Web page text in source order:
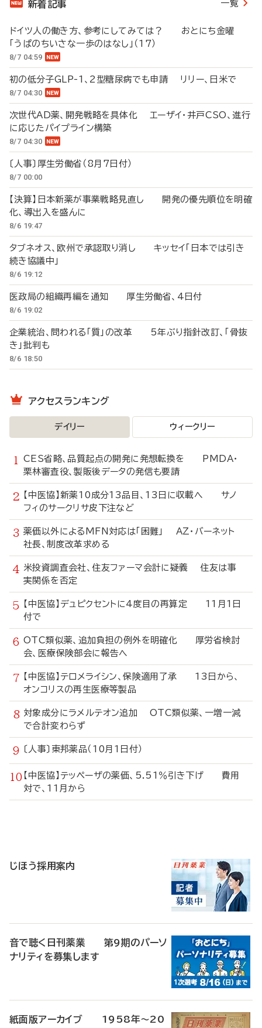
新着記事 一覧
ドイツ人の働き方、参考にしてみては？ おとにち金曜
「うぱのちいさな一歩のはなし」（17）
8/7 04:59
初の低分子GLP-1、2型糖尿病でも申請 リリー、日米で
8/7 04:30
次世代AD薬、開発戦略を具体化 エーザイ・井戸CSO、進行
に応じたパイプライン構築
8/7 04:30
〔人事〕厚生労働省（8月7日付）
8/7 00:00
【決算】日本新薬が事業戦略見直し 開発の優先順位を明確
化、導出入を盛んに
8/6 19:47
タブネオス、欧州で承認取り消し キッセイ「日本では引き
続き協議中」
8/6 19:12
医政局の組織再編を通知 厚生労働省、4日付
8/6 19:02
企業統治、問われる「質」の改革 5年ぶり指針改訂、「骨抜
き」批判も
8/6 18:50
アクセスランキング
デイリー ウィークリー
CES省略、品質起点の開発に発想転換を PMDA・
栗林審査役、製販後データの発信も要請
【中医協】新薬10成分13品目、13日に収載へ サノ
フィのサークリサ皮下注など
薬価以外によるMFN対応は「困難」 AZ・バーネット
社長、制度改革求める
米投資調査会社、住友ファーマ会計に疑義 住友は事
実関係を否定
【中医協】デュピクセントに4度目の再算定 11月1日
付で
OTC類似薬、追加負担の例外を明確化 厚労省検討
会、医療保険部会に報告へ
【中医協】テロメライシン、保険適用了承 13日から、
オンコリスの再生医療等製品
対象成分にラメルテオン追加 OTC類似薬、一増一減
で合計変わらず
〔人事〕東邦薬品（10月1日付）
【中医協】テッペーザの薬価、5.51％引き下げ 費用
対で、11月から
じほう採用案内
音で聴く日刊薬業 第9期のパーソ
ナリティを募集します
紙面版アーカイブ 1958年～20